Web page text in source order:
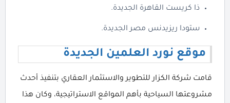
ذا كريست القاهرة الجديدة.
ستودا ريزيدنس مصر الجديدة.
موقع نورد العلمين الجديدة
قامت شركة الكزار للتطوير والاستثمار العقاري بتنفيذ أحدث
مشروعتها السياحية بأهم المواقع الاستراتيجية، وكان هذا